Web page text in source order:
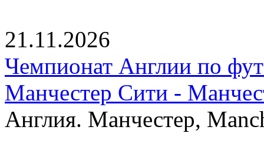
21.11.2026
Чемпионат Англии по
Манчестер Сити -
Англия. Манчестер,